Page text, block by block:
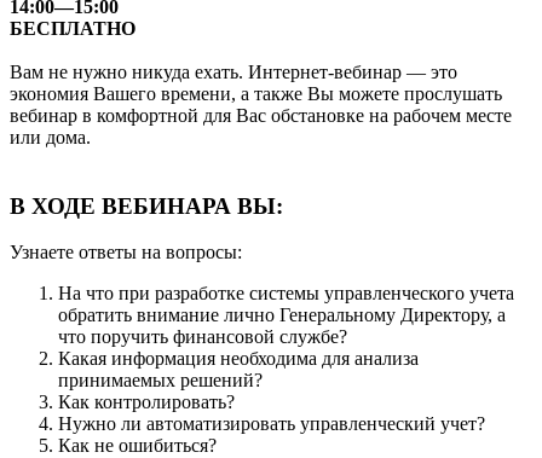
14:00—15:00
БЕСПЛАТНО
Вам не нужно никуда ехать. Интернет-вебинар — это
экономия Вашего времени, а также Вы можете прослушать
вебинар в комфортной для Вас обстановке на рабочем месте
или дома.
В ХОДЕ ВЕБИНАРА ВЫ:
Узнаете ответы на вопросы:
На что при разработке системы управленческого учета
обратить внимание лично Генеральному Директору, а
что поручить финансовой службе?
Какая информация необходима для анализа
принимаемых решений?
Как контролировать?
Нужно ли автоматизировать управленческий учет?
Как не ошибиться?